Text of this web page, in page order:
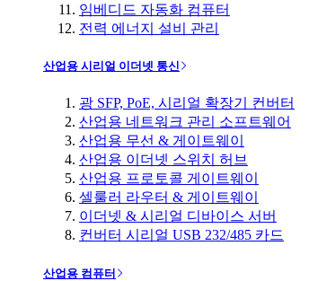
임베디드 자동화 컴퓨터
전력 에너지 설비 관리
산업용 시리얼 이더넷 통신
광 SFP, PoE, 시리얼 확장기 컨버터
산업용 네트워크 관리 소프트웨어
산업용 무선 & 게이트웨이
산업용 이더넷 스위치 허브
산업용 프로토콜 게이트웨이
셀룰러 라우터 & 게이트웨이
이더넷 & 시리얼 디바이스 서버
컨버터 시리얼 USB 232/485 카드
산업용 컴퓨터